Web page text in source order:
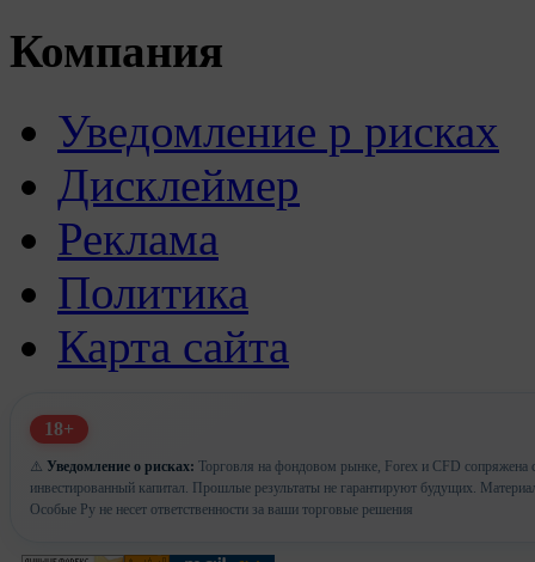
Компания
Уведомление р рисках
Дисклеймер
Реклама
Политика
Карта сайта
18+
⚠️ Уведомление о рисках: Торговля на фондовом рынке, Forex и CFD сопряжена
инвестированный капитал. Прошлые результаты не гарантируют будущих.
Особые Ру не несет ответственности за ваши торговые решения